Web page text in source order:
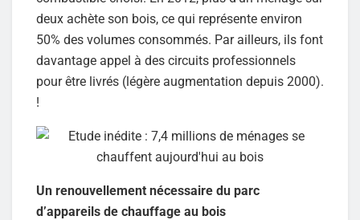
deux achète son bois, ce qui représente environ
50% des volumes consommés. Par ailleurs, ils font
davantage appel à des circuits professionnels
pour être livrés (légère augmentation depuis 2000).
!
Un renouvellement nécessaire du parc
d’appareils de chauffage au bois